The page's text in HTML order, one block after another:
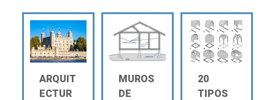
ARQUIT
ECTUR
MUROS
DE
20
TIPOS